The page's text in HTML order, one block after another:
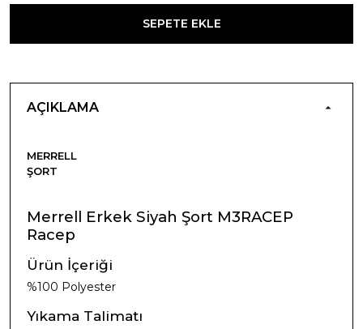
SEPETE EKLE
AÇIKLAMA
MERRELL
ŞORT
Merrell Erkek Siyah Şort M3RACEP
Racep
Ürün İçeriği
%100 Polyester
Yıkama Talimatı